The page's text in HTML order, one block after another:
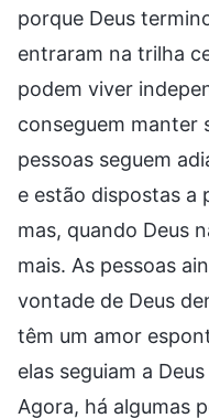
porque Deus
entraram na trilha
podem viver
conseguem manter
pessoas seguem
e estão dispostas a
mas, quando Deus
mais. As pessoas
vontade de Deus
têm um amor
elas seguiam a
Agora, há algumas